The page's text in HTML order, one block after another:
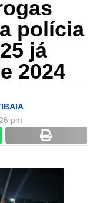
polícia
já
2024
pm